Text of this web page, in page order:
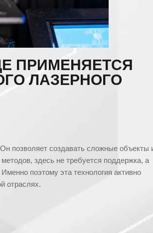
ПРИМЕНЯЕТСЯ
ЛАЗЕРНОГО
позволяет создавать сложные объекты
здесь не требуется поддержка, а
поэтому эта технология активно
отраслях.